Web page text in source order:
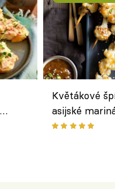
Květákové
asijské
chuťovka z